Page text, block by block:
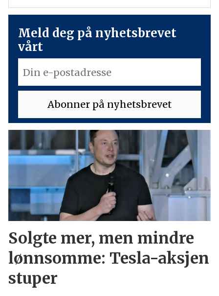
Meld deg på nyhetsbrevet
vårt
Solgte mer, men mindre
lønnsomme: Tesla-aksjen
stuper